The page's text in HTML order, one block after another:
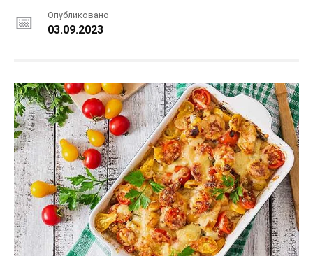
Опубликовано
03.09.2023